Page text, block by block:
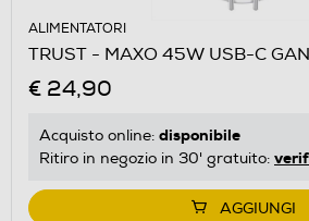
ALIMENTATORI
TRUST - MAXO 45W USB-C
€ 24,90
Acquisto online: disponibile
Ritiro in negozio in 30' gratuito:
AGGIUNGI